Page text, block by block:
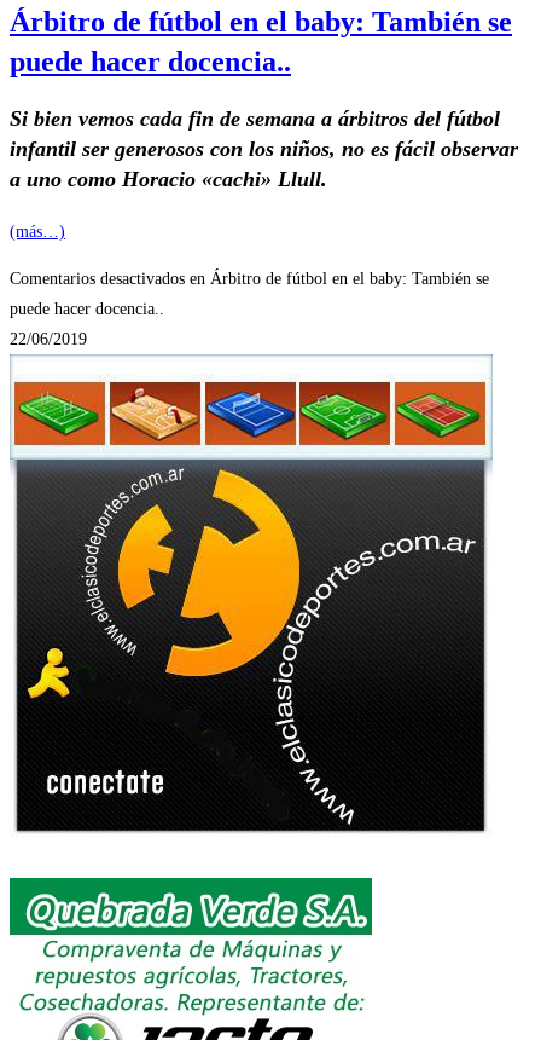
Árbitro de fútbol en el baby: También se
puede hacer docencia..
Si bien vemos cada fin de semana a árbitros del fútbol
infantil ser generosos con los niños, no es fácil observar
a uno como Horacio «cachi» Llull.
(más…)
Comentarios desactivados en Árbitro de fútbol en el baby: También se
puede hacer docencia..
22/06/2019